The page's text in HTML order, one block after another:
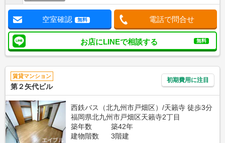
空室確認 無料 電話で問合せ
お店にLINEで相談する 無料
賃貸マンション
第２矢代ビル
初期費用に注目
西鉄バス（北九州市戸畑区）/天籟寺 徒歩3分
福岡県北九州市戸畑区天籟寺2丁目
築年数
築42年
建物階数
3階建